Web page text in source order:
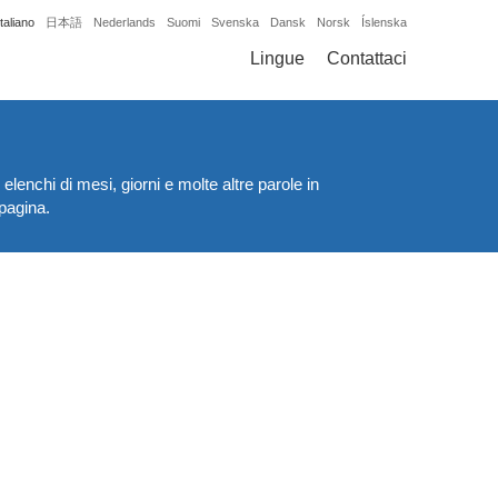
日本語 Nederlands Suomi Svenska Dansk Norsk Íslenska
Lingue Contattaci
di mesi, giorni e molte altre parole in